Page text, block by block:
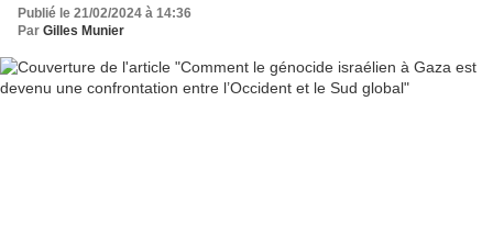
Publié le 21/02/2024 à 14:36
Par Gilles Munier